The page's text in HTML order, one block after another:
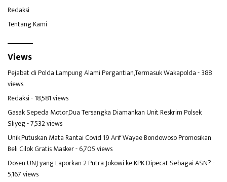
Redaksi
Tentang Kami
Views
Pejabat di Polda Lampung Alami Pergantian,Termasuk Wakapolda- 388
views
Redaksi- 18,581 views
Gasak Sepeda Motor,Dua Tersangka Diamankan Unit Reskrim Polsek
Sliyeg- 7,532 views
Unik,Putuskan Mata Rantai Covid 19 Arif Wayae Bondowoso Promosikan
Beli Cilok Gratis Masker- 6,705 views
Dosen UNJ yang Laporkan 2 Putra Jokowi ke KPK Dipecat Sebagai ASN?-
5,167 views